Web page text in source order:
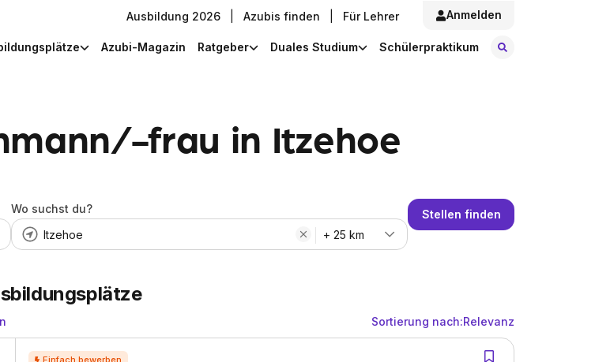
Ausbildung 2026 Azubis finden Für Lehrer Anmelden
Azubi-Magazin Ratgeber Duales Studium Schülerpraktikum
frau in Itzehoe
Wo suchst du?
+ 25 km
Stellen finden
Sortierung nach:Relevanz